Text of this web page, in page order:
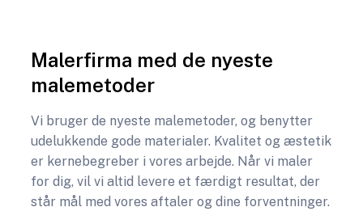
Malerfirma med de nyeste
malemetoder
​​Vi bruger de nyeste malemetoder, og benytter
udelukkende gode materialer. Kvalitet og æstetik
er kernebegreber i vores arbejde. Når vi maler
for dig, vil vi altid levere et færdigt resultat, der
står mål med vores aftaler og dine forventninger.